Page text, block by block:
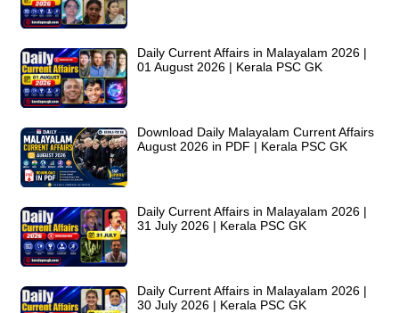
Daily Current Affairs in Malayalam 2026 |
01 August 2026 | Kerala PSC GK
Download Daily Malayalam Current Affairs
August 2026 in PDF | Kerala PSC GK
Daily Current Affairs in Malayalam 2026 |
31 July 2026 | Kerala PSC GK
Daily Current Affairs in Malayalam 2026 |
30 July 2026 | Kerala PSC GK